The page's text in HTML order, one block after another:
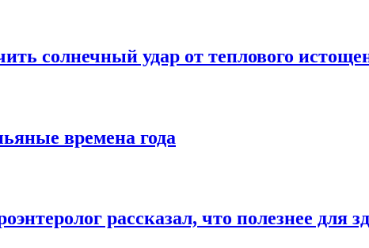
солнечный удар от теплового
времена года
рассказал, что полезнее для